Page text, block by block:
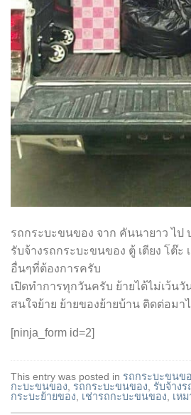
รถกระบะขนของ จาก คันนายาว ไป
รับจ้างรถกระบะขนของ ตู้ เตียง โต๊ะ
อื่นๆที่ต้องการครับ
เปิดทำการทุกวันครับ ย้ายได้ไม่เว้นวั
สนใจย้าย ย้ายของย้ายบ้าน ติดต่อมา
[ninja_form id=2]
This entry was posted in รถกระบะขนข
กะบะขนของ
รถกระบะขนของ รับจ้าง
กระบะย้ายของ
เช่ารถกะบะขนของ เห